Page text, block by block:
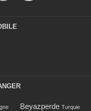
Beyazperde Turquie